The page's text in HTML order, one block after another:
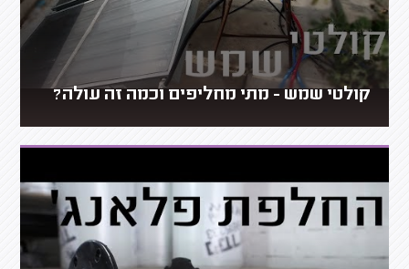
קולטי שמש - מתי מחליפים וכמה זה עולה?